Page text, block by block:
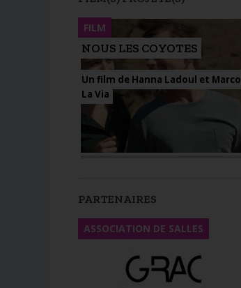
NOUS LES COYOTES
Un film de Hanna Ladoul et Marco
La Via
FILM
PARTENAIRES
ASSOCIATION DE SALLES